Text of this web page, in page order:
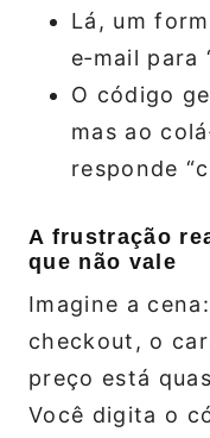
Lá, um
e‑mail para
O código
mas ao
responde
A frustração
que não vale
Imagine a
checkout, o
preço está
Você digita o